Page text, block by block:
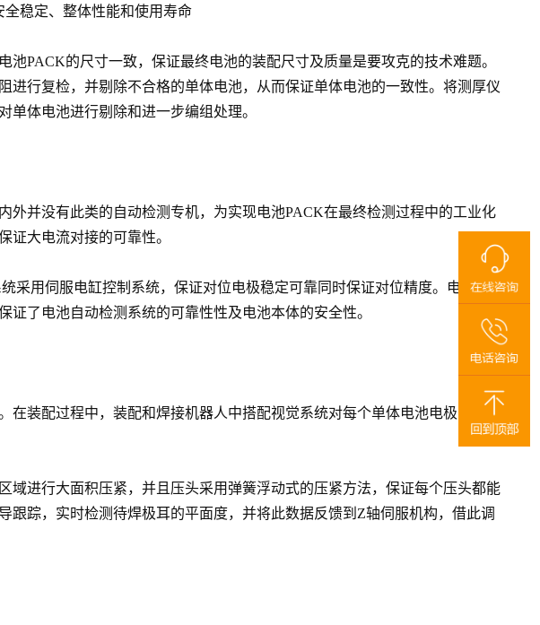
稳定、整体性能和使用寿命
PACK的尺寸一致，保证最终电池的装配尺寸及质量是要攻克的技术难题。
行复检，并剔除不合格的单体电池，从而保证单体电池的一致性。将测厚仪
体电池进行剔除和进一步编组处理。
并没有此类的自动检测专机，为实现电池PACK在最终检测过程中的工业化
证大电流对接的可靠性。
采用伺服电缸控制系统，保证对位电极稳定可靠同时保证对位精度。电池检
了电池自动检测系统的可靠性性及电池本体的安全性。
装配过程中，装配和焊接机器人中搭配视觉系统对每个单体电池电极的焊接
进行大面积压紧，并且压头采用弹簧浮动式的压紧方法，保证每个压头都能
踪，实时检测待焊极耳的平面度，并将此数据反馈到Z轴伺服机构，借此调